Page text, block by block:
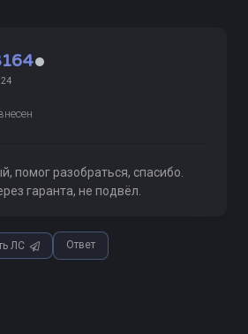
помог разобраться, спасибо.
гаранта, не подвёл.
ЛС Ответ